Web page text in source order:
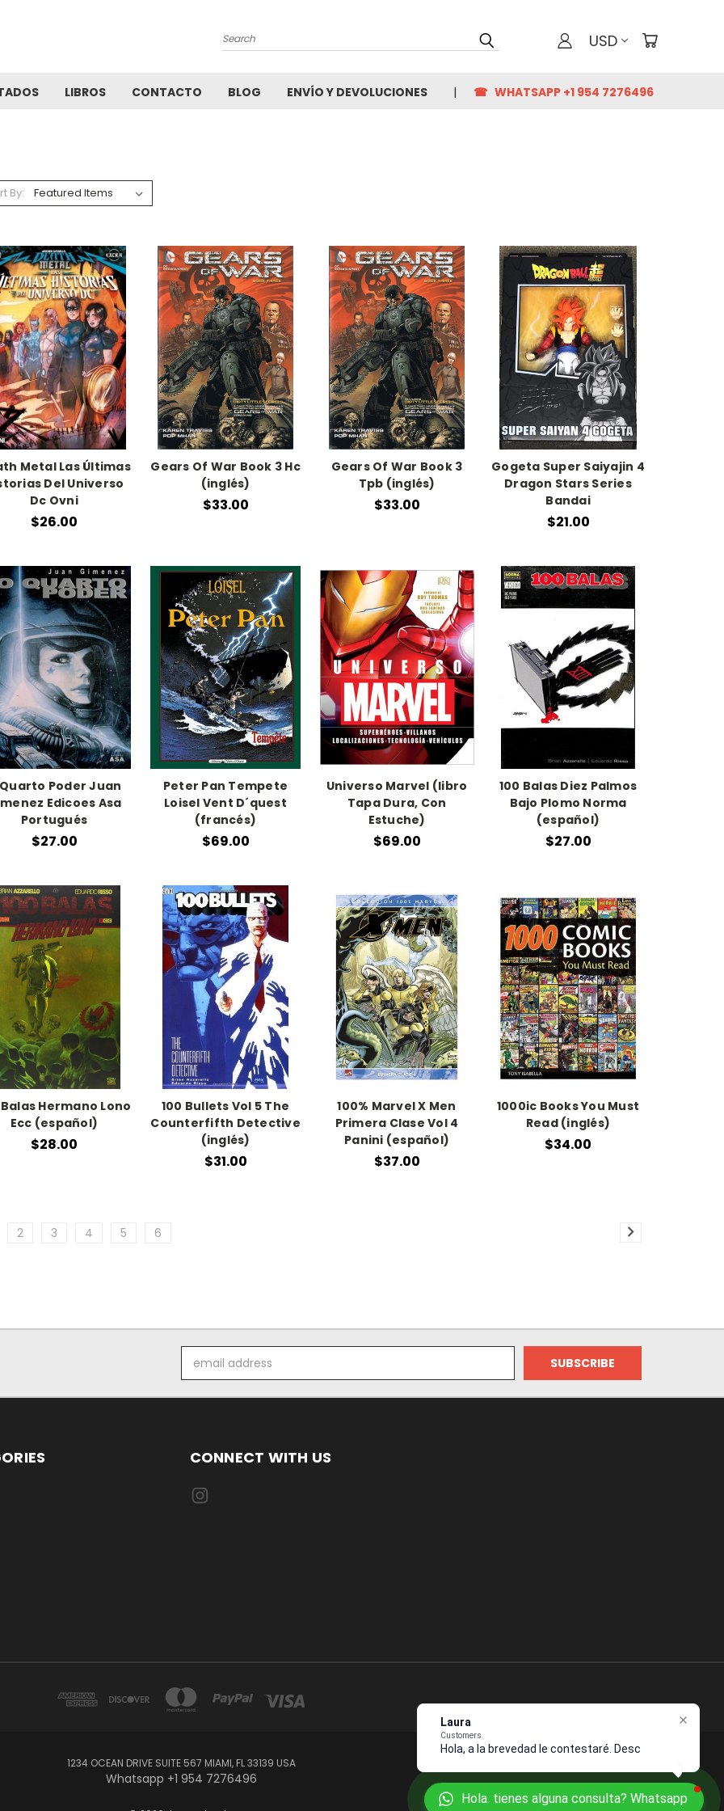
Search USD
LIBROS CONTACTO BLOG ENVÍO Y DEVOLUCIONES ☎ WHATSAPP +1 954 7276496
By:
Metal Las Últimas
Del Universo
Dc Ovni
$26.00
Gears Of War Book 3 Hc
(inglés)
$33.00
Gears Of War Book 3
Tpb (inglés)
$33.00
Gogeta Super Saiyajin 4
Dragon Stars Series
Bandai
$21.00
Poder Juan
Edicoes Asa
Portugués
$27.00
Peter Pan Tempete
Loisel Vent D´quest
(francés)
$69.00
Universo Marvel (libro
Tapa Dura, Con
Estuche)
$69.00
100 Balas Diez Palmos
Bajo Plomo Norma
(español)
$27.00
Balas Hermano Lono
Ecc (español)
$28.00
100 Bullets Vol 5 The
Counterfifth Detective
(inglés)
$31.00
100% Marvel X Men
Primera Clase Vol 4
Panini (español)
$37.00
1000ic Books You Must
Read (inglés)
$34.00
2 3 4 5 6
Address
CONNECT WITH US
1234 OCEAN DRIVE SUITE 567 MIAMI, FL 33139 USA
Whatsapp +1 954 7276496